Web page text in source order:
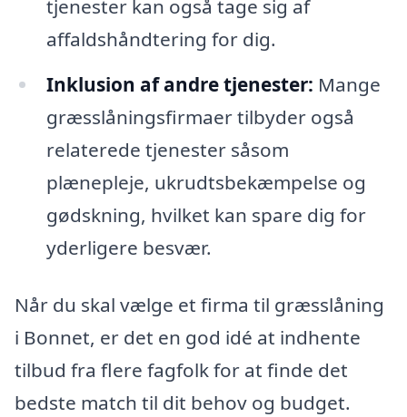
tjenester kan også tage sig af
affaldshåndtering for dig.
Inklusion af andre tjenester: Mange
græsslåningsfirmaer tilbyder også
relaterede tjenester såsom
plænepleje, ukrudtsbekæmpelse og
gødskning, hvilket kan spare dig for
yderligere besvær.
Når du skal vælge et firma til græsslåning
i Bonnet, er det en god idé at indhente
tilbud fra flere fagfolk for at finde det
bedste match til dit behov og budget.